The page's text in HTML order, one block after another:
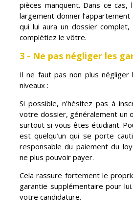
pièces manquent. Dans ce
largement donner l’appartement
qui lui aura un dossier
complétiez le vôtre.
3 - Ne pas négliger les
Il ne faut pas non plus négliger
niveaux :
Si possible, n’hésitez pas à
votre dossier, généralement un
surtout si vous êtes étudiant.
est quelqu’un qui se porte
responsable du paiement du
ne plus pouvoir payer.
Cela rassure fortement le
garantie supplémentaire pour
votre candidature.